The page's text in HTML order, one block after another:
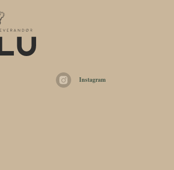
Instagram